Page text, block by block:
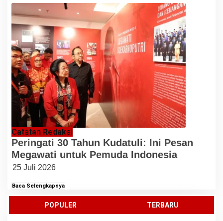
Catatan Redaksi
Peringati 30 Tahun Kudatuli: Ini Pesan
Megawati untuk Pemuda Indonesia
25 Juli 2026
Baca Selengkapnya
POPULER TERBARU